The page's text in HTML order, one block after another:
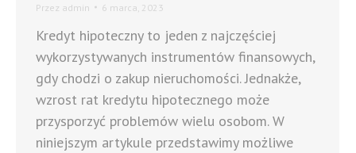
Przez admin 6 marca, 2023
Kredyt hipoteczny to jeden z najczęściej
wykorzystywanych instrumentów finansowych,
gdy chodzi o zakup nieruchomości. Jednakże,
wzrost rat kredytu hipotecznego może
przysporzyć problemów wielu osobom. W
niniejszym artykule przedstawimy możliwe